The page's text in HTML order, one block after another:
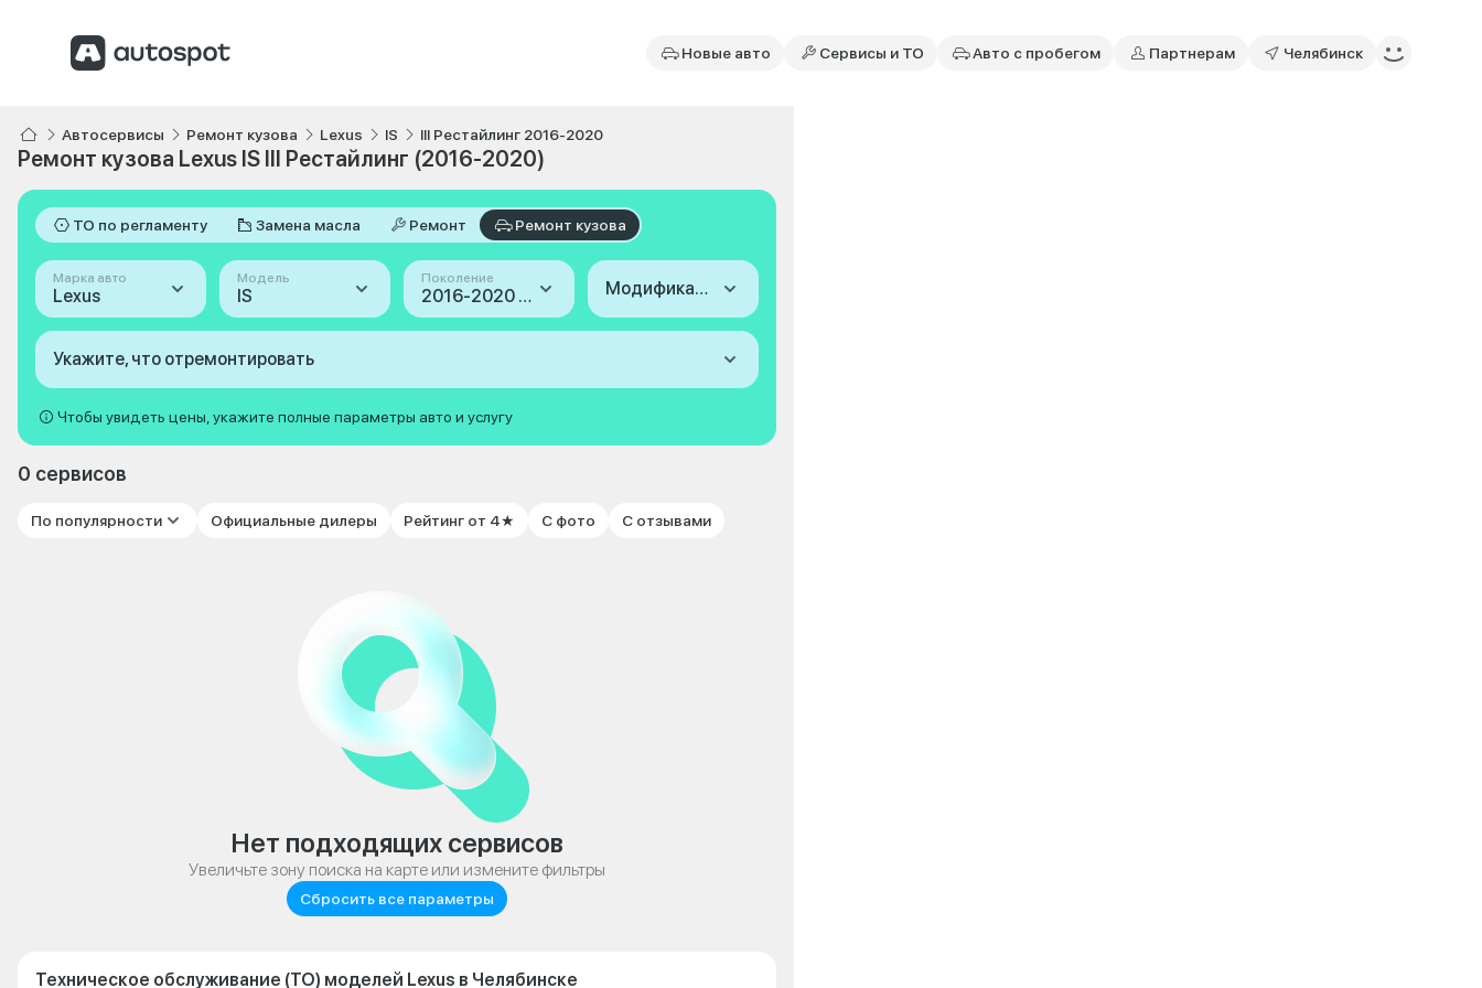
Новые авто Сервисы и ТО Авто с пробегом Партнерам Челябинск
Автосервисы Ремонт кузова Lexus IS III Рестайлинг 2016-2020
Ремонт кузова Lexus IS III Рестайлинг (2016-2020)
ТО по регламенту Замена масла Ремонт Ремонт кузова
Марка авто
Lexus
Модель
IS
Поколение
2016-2020 (III Рестайлинг) Модификация
Укажите, что отремонтировать
Чтобы увидеть цены, укажите полные параметры авто и услугу
0 сервисов
По популярности Официальные дилеры Рейтинг от 4★ С фото С отзывами
Нет подходящих сервисов
Увеличьте зону поиска на карте или измените фильтры
Сбросить все параметры
Техническое обслуживание (ТО) моделей Lexus в Челябинске